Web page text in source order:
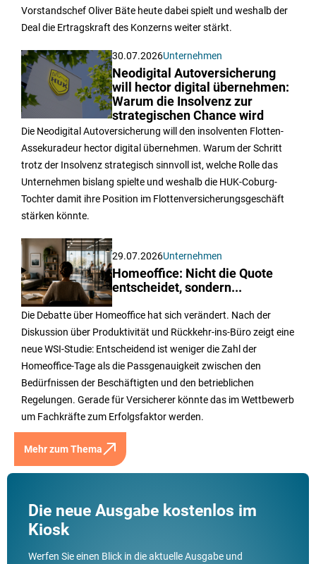
Vorstandschef Oliver Bäte heute dabei spielt und weshalb der
Deal die Ertragskraft des Konzerns weiter stärkt.
30.07.2026Unternehmen
Neodigital Autoversicherung
will hector digital übernehmen:
Warum die Insolvenz zur
strategischen Chance wird
Die Neodigital Autoversicherung will den insolventen Flotten-
Assekuradeur hector digital übernehmen. Warum der Schritt
trotz der Insolvenz strategisch sinnvoll ist, welche Rolle das
Unternehmen bislang spielte und weshalb die HUK-Coburg-
Tochter damit ihre Position im Flottenversicherungsgeschäft
stärken könnte.
29.07.2026Unternehmen
Homeoffice: Nicht die Quote
entscheidet, sondern...
Die Debatte über Homeoffice hat sich verändert. Nach der
Diskussion über Produktivität und Rückkehr-ins-Büro zeigt eine
neue WSI-Studie: Entscheidend ist weniger die Zahl der
Homeoffice-Tage als die Passgenauigkeit zwischen den
Bedürfnissen der Beschäftigten und den betrieblichen
Regelungen. Gerade für Versicherer könnte das im Wettbewerb
um Fachkräfte zum Erfolgsfaktor werden.
Mehr zum Thema
Die neue Ausgabe kostenlos im
Kiosk
Werfen Sie einen Blick in die aktuelle Ausgabe und